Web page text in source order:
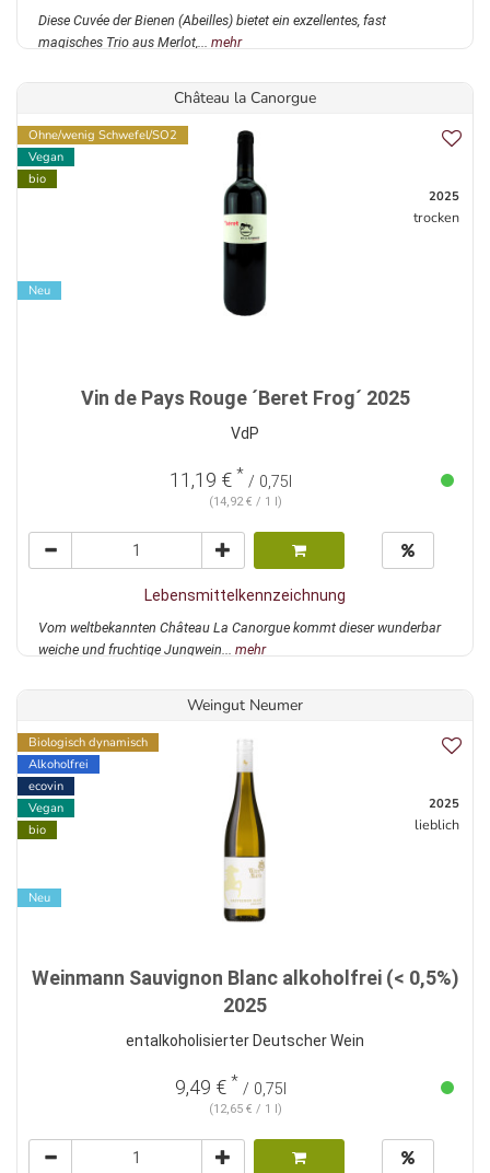
Diese Cuvée der Bienen (Abeilles) bietet ein exzellentes, fast
magisches Trio aus Merlot,... mehr
Château la Canorgue
Ohne/wenig Schwefel/SO2
Vegan
bio
Neu
2025
trocken
Vin de Pays Rouge ´Beret Frog´ 2025
VdP
11,19 € * / 0,75l
(14,92 € / 1 l)
Lebensmittelkennzeichnung
Vom weltbekannten Château La Canorgue kommt dieser wunderbar
weiche und fruchtige Jungwein... mehr
Weingut Neumer
Biologisch dynamisch
Alkoholfrei
ecovin
Vegan
bio
Neu
2025
lieblich
Weinmann Sauvignon Blanc alkoholfrei (< 0,5%)
2025
entalkoholisierter Deutscher Wein
9,49 € * / 0,75l
(12,65 € / 1 l)